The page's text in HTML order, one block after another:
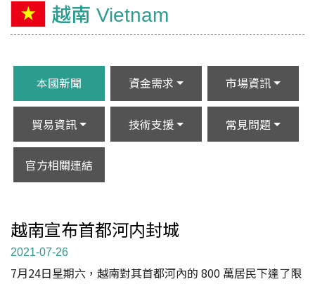
越南 Vietnam
本國新聞 資金需求 市場資訊
貿易資訊 技術支援 常見問題
官方相關連結
越南宣布首都河内封城
2021-07-26
7月24日星期六，越南對其首都河內的 800 萬居民下達了限